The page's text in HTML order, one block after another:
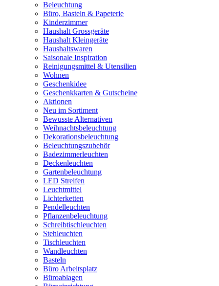
Beleuchtung
Büro, Basteln & Papeterie
Kinderzimmer
Haushalt Grossgeräte
Haushalt Kleingeräte
Haushaltswaren
Saisonale Inspiration
Reinigungsmittel & Utensilien
Wohnen
Geschenkidee
Geschenkkarten & Gutscheine
Aktionen
Neu im Sortiment
Bewusste Alternativen
Weihnachtsbeleuchtung
Dekorationsbeleuchtung
Beleuchtungszubehör
Badezimmerleuchten
Deckenleuchten
Gartenbeleuchtung
LED Streifen
Leuchtmittel
Lichterketten
Pendelleuchten
Pflanzenbeleuchtung
Schreibtischleuchten
Stehleuchten
Tischleuchten
Wandleuchten
Basteln
Büro Arbeitsplatz
Büroablagen